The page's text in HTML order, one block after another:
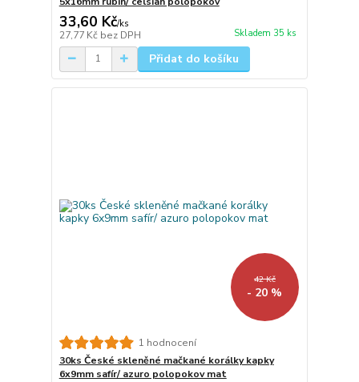
33,60 Kč/ks
27,77 Kč bez DPH Skladem 35 ks
Přidat do košíku
42 Kč
- 20 %
1 hodnocení
30ks České skleněné mačkané korálky kapky
6x9mm safír/ azuro polopokov mat